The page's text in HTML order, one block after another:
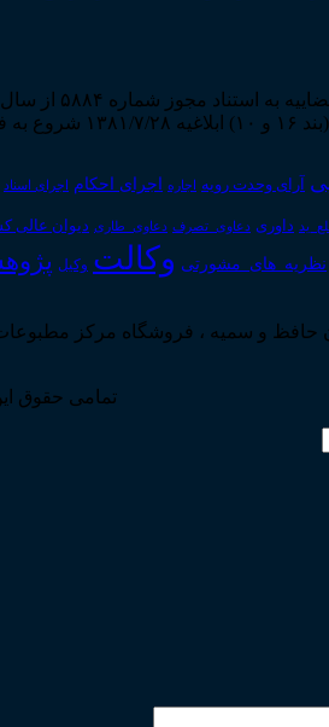
آرای وحدت رویه اجاره اجرای احکام اجرای اسناد
داوری دعاوی_تصرف دعاوی_طاری دیوان عالی
نظریه_های_مشورتی وکالت وکیل
حافظ و سمیه ، فروشگاه مرکز
تمامی حقوق